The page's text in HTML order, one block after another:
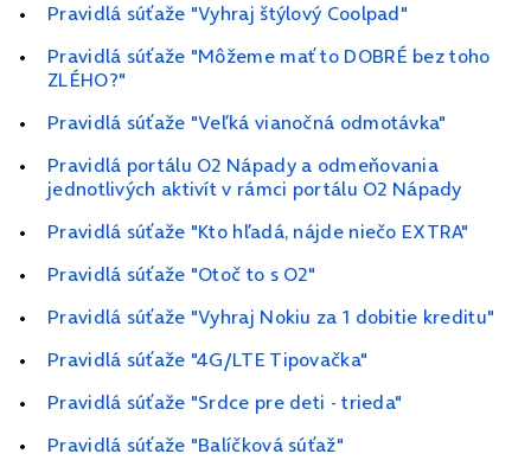
Pravidlá súťaže "Vyhraj štýlový Coolpad"
Pravidlá súťaže "Môžeme mať to DOBRÉ bez toho
ZLÉHO?"
Pravidlá súťaže "Veľká vianočná odmotávka"
Pravidlá portálu O2 Nápady a odmeňovania
jednotlivých aktivít v rámci portálu O2 Nápady
Pravidlá súťaže "Kto hľadá, nájde niečo EXTRA"
Pravidlá súťaže "Otoč to s O2"
Pravidlá súťaže "Vyhraj Nokiu za 1 dobitie kreditu"
Pravidlá súťaže "4G/LTE Tipovačka"
Pravidlá súťaže "Srdce pre deti - trieda"
Pravidlá súťaže "Balíčková súťaž"